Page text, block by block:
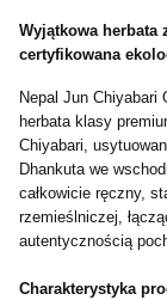
Wyjątkowa herbata
certyfikowana
Nepal Jun Chiyabari
herbata klasy
Chiyabari,
Dhankuta we
całkowicie ręczny,
rzemieślniczej,
autentycznością
Charakterystyka